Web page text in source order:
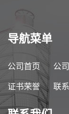
导航菜单
公司首页 公
证书荣誉 联